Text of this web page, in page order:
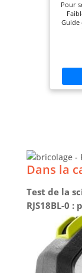
Pour
Guide
Dans la
Test de la
RJS18BL-0